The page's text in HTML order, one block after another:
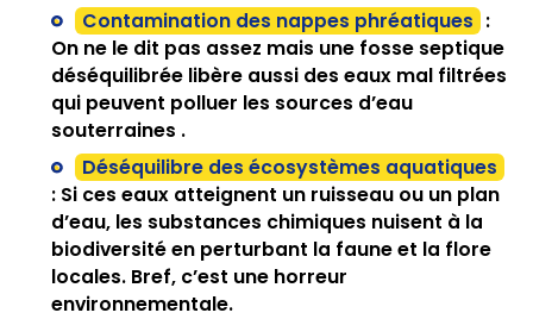
Contamination des nappes phréatiques :
On ne le dit pas assez mais une fosse septique
déséquilibrée libère aussi des eaux mal filtrées
qui peuvent polluer les sources d’eau
souterraines .
Déséquilibre des écosystèmes aquatiques
: Si ces eaux atteignent un ruisseau ou un plan
d’eau, les substances chimiques nuisent à la
biodiversité en perturbant la faune et la flore
locales. Bref, c’est une horreur
environnementale.